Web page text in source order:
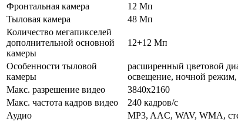
Фронтальная камера
12 Мп
Тыловая камера
48 Мп
Количество мегапикселей
дополнительной основной
камеры
12+12 Мп
Особенности тыловой
камеры
расширенный цветовой
освещение, ночной режим,
Макс. разрешение видео
3840x2160
Макс. частота кадров видео
240 кадров/с
Аудио
MP3, AAC, WAV, WMA,